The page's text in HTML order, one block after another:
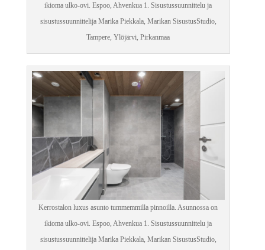
ikioma ulko-ovi. Espoo, Ahvenkua 1. Sisustussuunnittelu ja
sisustussuunnittelija Marika Piekkala, Marikan SisustusStudio,
Tampere, Ylöjärvi, Pirkanmaa
Kerrostalon luxus asunto tummemmilla pinnoilla. Asunnossa on
ikioma ulko-ovi. Espoo, Ahvenkua 1. Sisustussuunnittelu ja
sisustussuunnittelija Marika Piekkala, Marikan SisustusStudio,